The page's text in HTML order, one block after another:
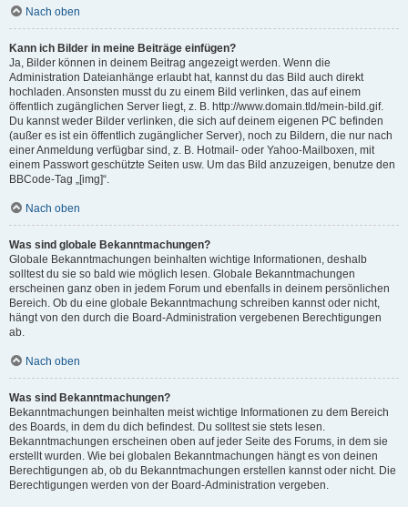
Nach oben
Kann ich Bilder in meine Beiträge einfügen?
Ja, Bilder können in deinem Beitrag angezeigt werden. Wenn die
Administration Dateianhänge erlaubt hat, kannst du das Bild auch direkt
hochladen. Ansonsten musst du zu einem Bild verlinken, das auf einem
öffentlich zugänglichen Server liegt, z. B. http://www.domain.tld/mein-bild.gif.
Du kannst weder Bilder verlinken, die sich auf deinem eigenen PC befinden
(außer es ist ein öffentlich zugänglicher Server), noch zu Bildern, die nur nach
einer Anmeldung verfügbar sind, z. B. Hotmail- oder Yahoo-Mailboxen, mit
einem Passwort geschützte Seiten usw. Um das Bild anzuzeigen, benutze den
BBCode-Tag „[img]“.
Nach oben
Was sind globale Bekanntmachungen?
Globale Bekanntmachungen beinhalten wichtige Informationen, deshalb
solltest du sie so bald wie möglich lesen. Globale Bekanntmachungen
erscheinen ganz oben in jedem Forum und ebenfalls in deinem persönlichen
Bereich. Ob du eine globale Bekanntmachung schreiben kannst oder nicht,
hängt von den durch die Board-Administration vergebenen Berechtigungen
ab.
Nach oben
Was sind Bekanntmachungen?
Bekanntmachungen beinhalten meist wichtige Informationen zu dem Bereich
des Boards, in dem du dich befindest. Du solltest sie stets lesen.
Bekanntmachungen erscheinen oben auf jeder Seite des Forums, in dem sie
erstellt wurden. Wie bei globalen Bekanntmachungen hängt es von deinen
Berechtigungen ab, ob du Bekanntmachungen erstellen kannst oder nicht. Die
Berechtigungen werden von der Board-Administration vergeben.